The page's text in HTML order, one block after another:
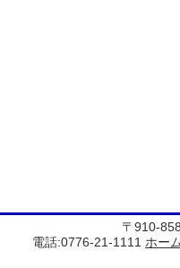
〒910-
電話:0776-21-1111 ホー